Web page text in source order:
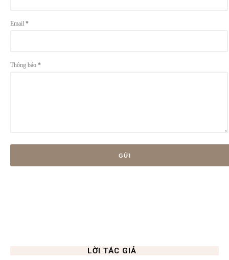
Email *
Thông báo *
LỜI TÁC GIẢ